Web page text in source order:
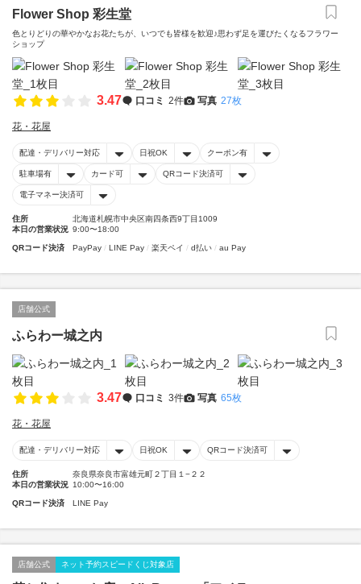
Flower Shop 彩生堂
色とりどりの華やかなお花たちが、いつでも皆様を歓迎♪思わず足を運びたくなるフラワー
ショップ
3.47 口コミ 2件 写真 27枚
花・花屋
配達・デリバリー対応 日祝OK クーポン有
駐車場有 カード可 QRコード決済可
電子マネー決済可
住所
北海道札幌市中央区南四条西9丁目1009
本日の営業状況 9:00〜18:00
QRコード決済 PayPay LINE Pay 楽天ペイ d払い au Pay
店舗公式
ふらわー城之内
3.47 口コミ 3件 写真 65枚
花・花屋
配達・デリバリー対応 日祝OK QRコード決済可
住所
奈良県奈良市富雄元町２丁目１−２２
本日の営業状況 10:00〜16:00
QRコード決済 LINE Pay
店舗公式 ネット予約スピードくじ対象店